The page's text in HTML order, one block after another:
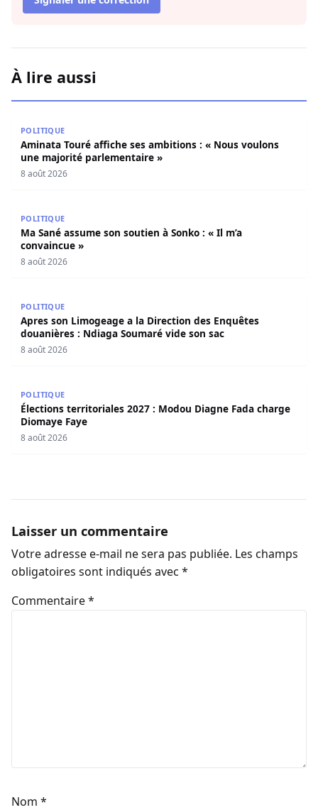
À lire aussi
POLITIQUE
Aminata Touré affiche ses ambitions : « Nous voulons
une majorité parlementaire »
8 août 2026
POLITIQUE
Ma Sané assume son soutien à Sonko : « Il m’a
convaincue »
8 août 2026
POLITIQUE
Apres son Limogeage a la Direction des Enquêtes
douanières : Ndiaga Soumaré vide son sac
8 août 2026
POLITIQUE
Élections territoriales 2027 : Modou Diagne Fada charge
Diomaye Faye
8 août 2026
Laisser un commentaire
Votre adresse e-mail ne sera pas publiée. Les champs
obligatoires sont indiqués avec *
Commentaire*
Nom *